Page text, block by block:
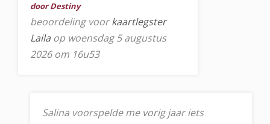
door Destiny
beoordeling voorkaartlegster
Laila op woensdag 5 augustus
2026 om 16u53
Salina voorspelde me vorig jaar iets